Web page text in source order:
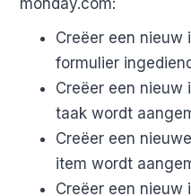
Creëer een nieuw
formulier
Creëer een nieuw
taak wordt
Creëer een
item wordt
Creëer een nieuw